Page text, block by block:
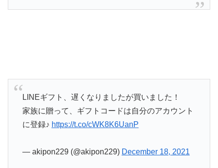
LINEギフト、遅くなりましたが買いました！
家族に贈って、ギフトコードは自分のアカウント
に登録♪ https://t.co/cWK8K6UanP
— akipon229 (@akipon229) December 18, 2021